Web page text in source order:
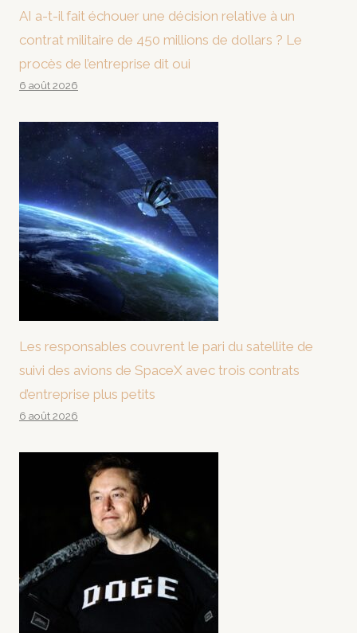
AI a-t-il fait échouer une décision relative à un
contrat militaire de 450 millions de dollars ? Le
procès de l’entreprise dit oui
6 août 2026
Les responsables couvrent le pari du satellite de
suivi des avions de SpaceX avec trois contrats
d’entreprise plus petits
6 août 2026